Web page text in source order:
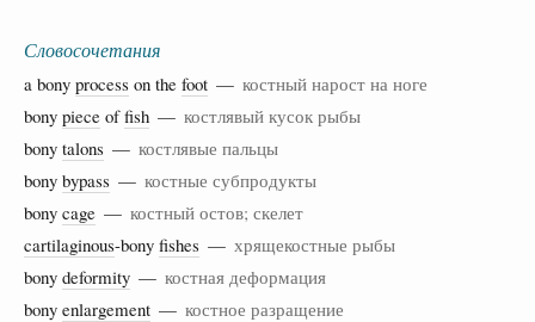
Словосочетания
a bony process on the foot — костный нарост на ноге
bony piece offish — костлявый кусок рыбы
bony talons — костлявые пальцы
bony bypass — костные субпродукты
bony cage — костный остов; скелет
cartilaginous-bony fishes — хрящекостные рыбы
bony deformity — костная деформация
bony enlargement — костное разращение